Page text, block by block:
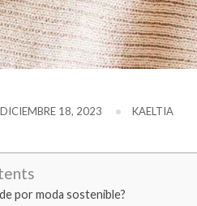
DICIEMBRE 18, 2023 KAELTIA
por moda sostenible?